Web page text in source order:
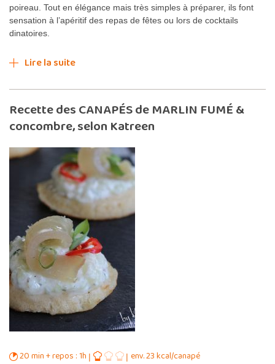
poireau. Tout en élégance mais très simples à préparer, ils font
sensation à l’apéritif des repas de fêtes ou lors de cocktails
dinatoires.
Lire la suite
Recette des CANAPÉS de MARLIN FUMÉ &
concombre, selon Katreen
20 min + repos : 1h env. 23 kcal/canapé